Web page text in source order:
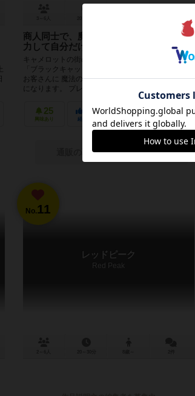
商人同士で、魔法のアイテムを上手く協
力して自分だけうまく稼ぐゲーム
キャメロットの街の商人となって、街に2つある酒場
「ブラックキャット」と「ホワイトオウル」に居る
お客さんに 魔法のアイテムを売って沢山稼ぐゲーム
になります。 プレイヤー...
25
興味あり
120
経験あり
21 31
通販の取り扱いがありません
No. 11
レッドピーク
Red Peak